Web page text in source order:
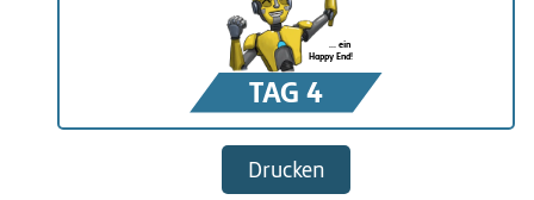
... ein
Happy End!
TAG 4
Drucken